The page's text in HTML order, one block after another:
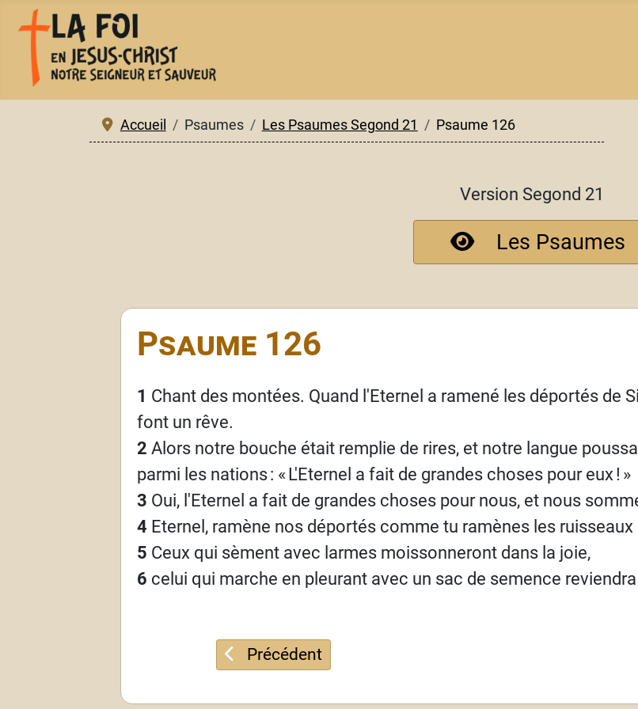
Accueil Psaumes Les Psaumes Segond 21 Psaume 126
Version Segond 21
Les Psaumes
Psaume 126
1 Chant des montées. Quand l'Eternel a ramené les déportés de
font un rêve.
2 Alors notre bouche était remplie de rires, et notre langue
parmi les nations: «L'Eternel a fait de grandes choses pour eux! »
3 Oui, l'Eternel a fait de grandes choses pour nous, et nous
4 Eternel, ramène nos déportés comme tu ramènes les ruisseaux
5 Ceux qui sèment avec larmes moissonneront dans la joie,
6 celui qui marche en pleurant avec un sac de semence
Article précédent : Psaume 125
Précédent